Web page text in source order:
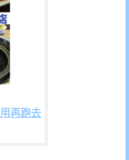
再跑去